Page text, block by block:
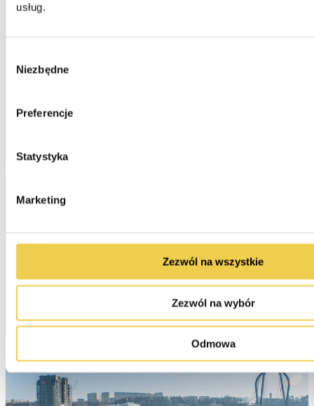
usług.
zgody
Niezbędne
Preferencje
Statystyka
Marketing
Zezwól na wszystkie
Zezwól na wybór
Odmowa